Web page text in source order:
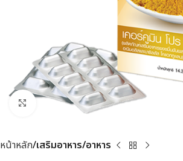
Click to enlarge
หน้าหลัก เสริมอาหาร/อาหาร